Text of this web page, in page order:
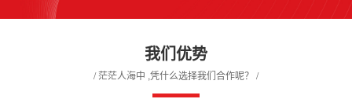
我们优势
/ 茫茫人海中 ,凭什么选择我们合作呢？ /